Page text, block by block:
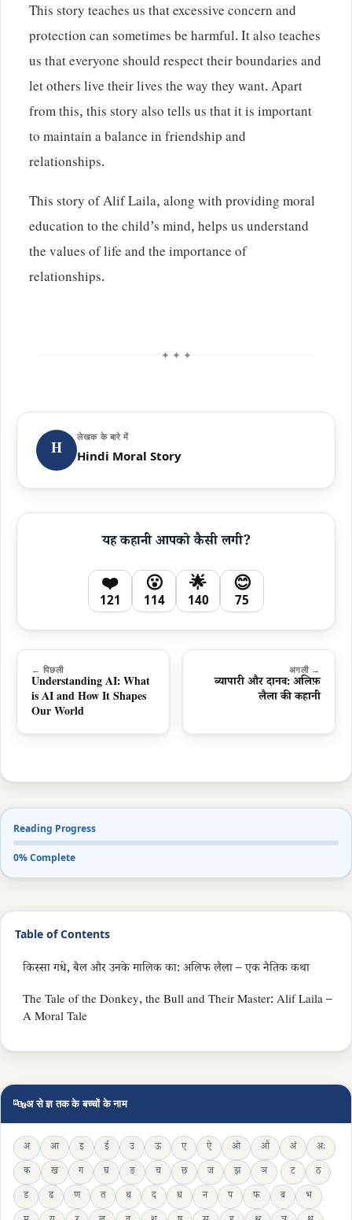
This story teaches us that excessive concern and
protection can sometimes be harmful. It also teaches
us that everyone should respect their boundaries and
let others live their lives the way they want. Apart
from this, this story also tells us that it is important
to maintain a balance in friendship and
relationships.
This story of Alif Laila, along with providing moral
education to the child’s mind, helps us understand
the values ​​of life and the importance of
relationships.
✦ ✦ ✦
H
लेखक के बारे में
Hindi Moral Story
यह कहानी आपको कैसी लगी?
❤️
121
😮
114
🌟
140
😊
75
← पिछली
Understanding AI: What
is AI and How It Shapes
Our World
अगली →
व्यापारी और दानव: अलिफ़
लैला की कहानी
Reading Progress
0% Complete
Table of Contents
किस्सा गधे, बैल और उनके मालिक का: अलिफ लैला – एक नैतिक कथा
The Tale of the Donkey, the Bull and Their Master: Alif Laila –
A Moral Tale
🔤अ से ज्ञ तक के बच्चों के नाम
अ आ इ ई उ ऊ ए ऐ ओ औ अं
अः
क
ख ग घ ङ च छ ज झ ञ ट
ठ
ड
ढ ण त थ द ध न प फ ब
भ